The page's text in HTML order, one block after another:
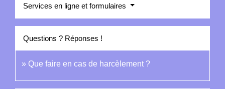
Services en ligne et formulaires
Questions ? Réponses !
Que faire en cas de harcèlement ?